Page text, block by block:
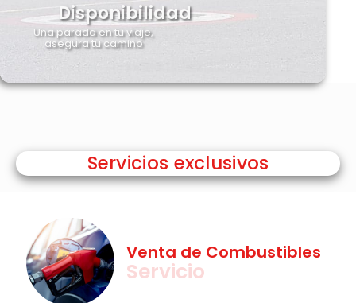
Disponibilidad
Una parada en tu viaje,
asegura tu camino
Servicios exclusivos
Venta de Combustibles
Servicio